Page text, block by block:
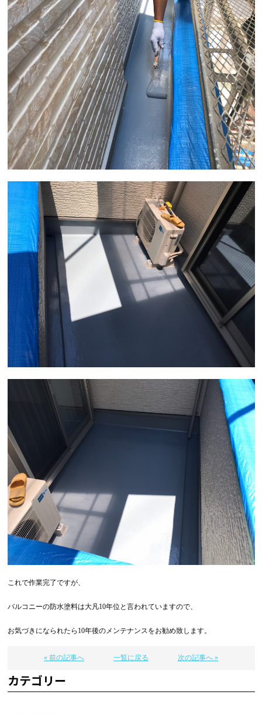
これで作業完了ですが、
バルコニーの防水塗料は大凡10年位と言われていますので、
お気づきになられたら10年後のメンテナンスをお勧め致します。
« 前の記事へ 一覧に戻る 次の記事へ »
カテゴリー